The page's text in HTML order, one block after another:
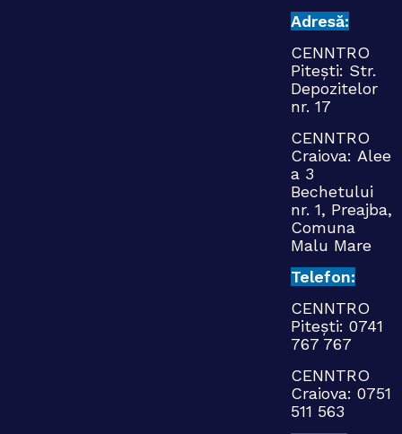
Adresă:
CENNTRO
Pitești: Str.
Depozitelor
nr. 17
CENNTRO
Craiova: Alee
a 3
Bechetului
nr. 1, Preajba,
Comuna
Malu Mare
Telefon:
CENNTRO
Pitești: 0741
767 767
CENNTRO
Craiova: 0751
511 563